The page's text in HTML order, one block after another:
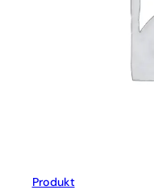
Produkt